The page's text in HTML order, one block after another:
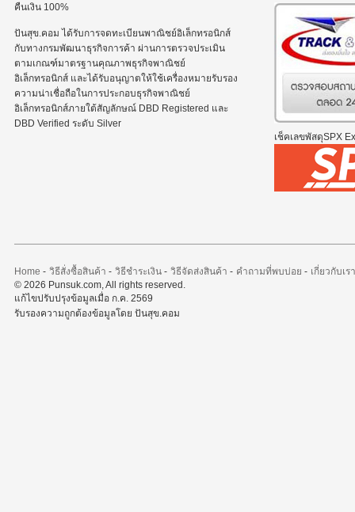
คืนเงิน 100%
ปันสุข.คอม ได้รับการจดทะเบียนพาณิชย์อิเล็กทรอนิกส์
กับทางกรมพัฒนาธุรกิจการค้า ผ่านการตรวจประเมิน
ตามเกณฑ์มาตรฐานคุณภาพธุรกิจพาณิชย์
อิเล็กทรอนิกส์ และได้รับอนุญาตให้ใช้เครื่องหมายรับรอง
ความน่าเชื่อถือในการประกอบธุรกิจพาณิชย์
อิเล็กทรอนิกส์ภายใต้สัญลักษณ์ DBD Registered และ
DBD Verified ระดับ Silver
เช็คเลขพัสดุSPX
Home - วิธีสั่งซื้อสินค้า - วิธีชำระเงิน- วิธีจัดส่งสินค้า - คำถามที่พบบ่อย - เกี่ยวกับเรา
© 2026 Punsuk.com, All rights reserved.
แก้ไขปรับปรุงข้อมูลเมื่อ ก.ค. 2569
รับรองความถูกต้องข้อมูลโดย ปันสุข.คอม